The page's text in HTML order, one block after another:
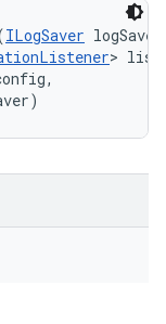
ILogSaver
>